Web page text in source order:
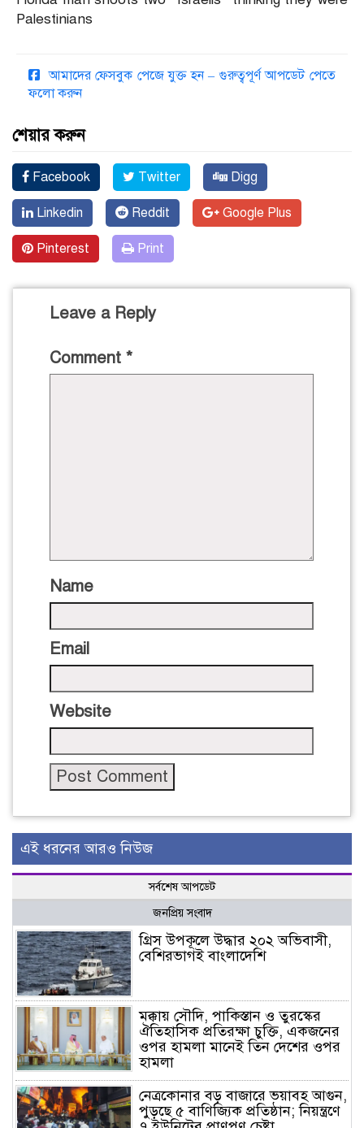
Palestinians
আমাদের ফেসবুক পেজে যুক্ত হন – গুরুত্বপূর্ণ আপডেট পেতে
ফলো করুন
শেয়ার করুন
Facebook Twitter Digg
Linkedin Reddit Google Plus
Pinterest Print
Leave a Reply
Comment *
Name
Email
Website
এই ধরনের আরও নিউজ
সর্বশেষ আপডেট
জনপ্রিয় সংবাদ
গ্রিস উপকূলে উদ্ধার ২০২ অভিবাসী,
বেশিরভাগই বাংলাদেশি
মক্কায় সৌদি, পাকিস্তান ও তুরস্কের
ঐতিহাসিক প্রতিরক্ষা চুক্তি, একজনের
ওপর হামলা মানেই তিন দেশের ওপর
হামলা
নেত্রকোনার বড় বাজারে ভয়াবহ আগুন,
পুড়ছে ৫ বাণিজ্যিক প্রতিষ্ঠান; নিয়ন্ত্রণে